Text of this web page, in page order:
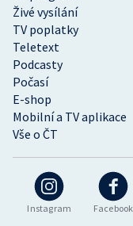
Instagram Facebook
Živé vysílání
TV poplatky
Teletext
Podcasty
Počasí
E-shop
Mobilní a TV aplikace
Vše o ČT